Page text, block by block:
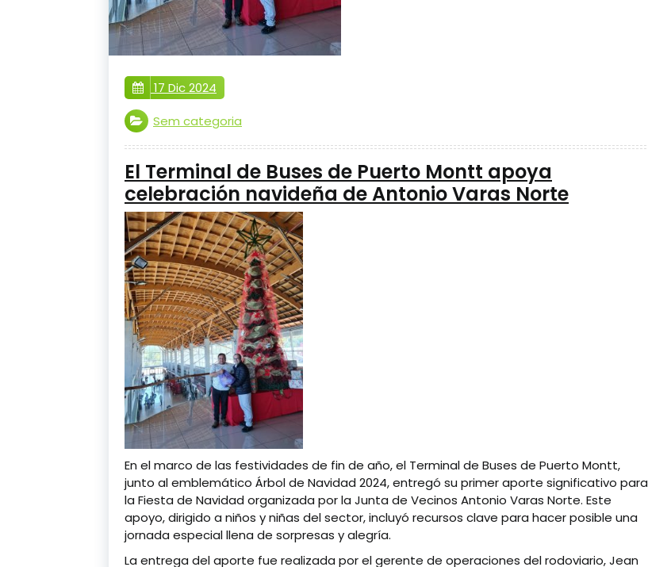
17 Dic 2024
Sem categoria
El Terminal de Buses de Puerto Montt apoya
celebración navideña de Antonio Varas Norte
En el marco de las festividades de fin de año, el Terminal de Buses de Puerto Montt,
junto al emblemático Árbol de Navidad 2024, entregó su primer aporte significativo para
la Fiesta de Navidad organizada por la Junta de Vecinos Antonio Varas Norte. Este
apoyo, dirigido a niños y niñas del sector, incluyó recursos clave para hacer posible una
jornada especial llena de sorpresas y alegría.
La entrega del aporte fue realizada por el gerente de operaciones del rodoviario, Jean